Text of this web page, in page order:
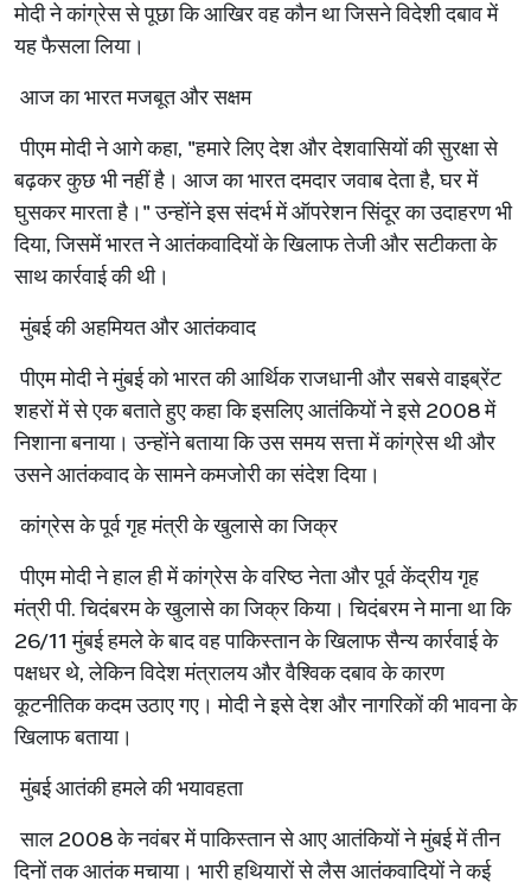
मोदीनेकांग्रेससेपूछाकिआखिरवहकौनथाजिसनेविदेशीदबावमें
यहफैसलालिया।
आजकाभारतमजबूतऔरसक्षम
पीएममोदीनेआगेकहा, "हमारेलिएदेशऔरदेशवासियोंकीसुरक्षासे
बढ़करकुछभीनहींहै। आजकाभारतदमदारजवाबदेताहै,घरमें
घुसकरमारताहै। "उन्होंनेइससंदर्भमेंऑपरेशनसिंदूरकाउदाहरणभी
दिया,जिसमेंभारतनेआतंकवादियोंकेखिलाफतेजीऔरसटीकताके
साथकार्रवाईकीथी।
मुंबईकीअहमियतऔरआतंकवाद
पीएममोदीनेमुंबईकोभारतकीआर्थिकराजधानीऔरसबसेवाइब्रेंट
शहरोंमेंसेएकबतातेहुएकहाकिइसलिएआतंकियोंनेइसे2008में
निशानाबनाया। उन्होंनेबतायाकिउससमयसत्तामेंकांग्रेसथीऔर
उसनेआतंकवादकेसामनेकमजोरीकासंदेशदिया।
कांग्रेसकेपूर्वगृहमंत्रीकेखुलासेकाजिक्र
पीएममोदीनेहालहीमेंकांग्रेसकेवरिष्ठनेताऔरपूर्वकेंद्रीयगृह
मंत्रीपी.चिदंबरमकेखुलासेकाजिक्रकिया। चिदंबरमनेमानाथाकि
26/11मुंबईहमलेकेबादवहपाकिस्तानकेखिलाफसैन्यकार्रवाईके
पक्षधरथे,लेकिनविदेशमंत्रालयऔरवैश्विकदबावकेकारण
कूटनीतिककदमउठाएगए। मोदीनेइसेदेशऔरनागरिकोंकीभावनाके
खिलाफबताया।
मुंबईआतंकीहमलेकीभयावहता
साल 2008केनवंबरमेंपाकिस्तानसेआएआतंकियोंनेमुंबईमेंतीन
दिनोंतकआतंकमचाया। भारीहथियारोंसेलैसआतंकवादियोंनेकई